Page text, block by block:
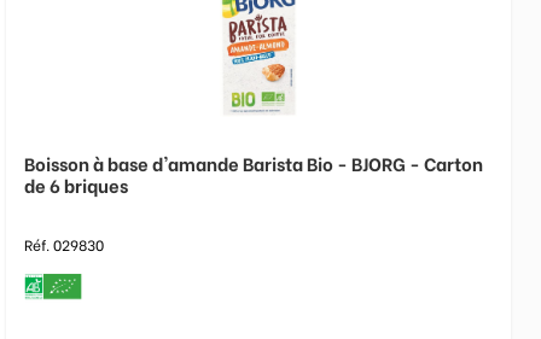
Boisson à base d'amande Barista Bio - BJORG - Carton
de 6 briques
Réf. 029830